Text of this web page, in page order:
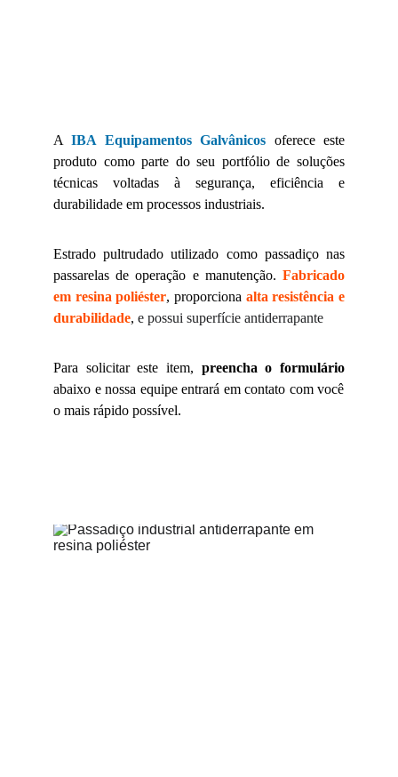
AIBA Equipamentos Galvânicos oferece este
produto como parte do seu portfólio de soluções
técnicas voltadas à segurança, eficiência e
durabilidade em processos industriais.
Estrado pultrudado utilizado como passadiço nas
passarelas de operação e manutenção. Fabricado
em resina poliéster, proporciona alta resistência e
durabilidade, e possui superfície antiderrapante
Para solicitar este item, preencha o formulário
abaixo e nossa equipe entrará em contato com você
o mais rápido possível.